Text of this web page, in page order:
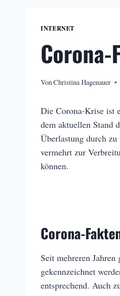
INTERNET
VonChristina Hagenauer
Die Corona-Krise ist
dem aktuellen Stand
Überlastung durch
vermehrt zur
können.
Corona-
Seit mehreren
gekennzeichnet
entsprechend. Auch